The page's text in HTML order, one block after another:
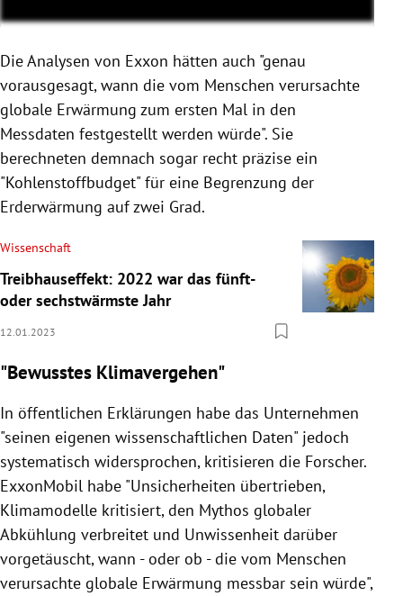
Die Analysen von Exxon hätten auch "genau
vorausgesagt, wann die vom Menschen verursachte
globale Erwärmung zum ersten Mal in den
Messdaten festgestellt werden würde". Sie
berechneten demnach sogar recht präzise ein
"Kohlenstoffbudget" für eine Begrenzung der
Erderwärmung auf zwei Grad.
Wissenschaft
Treibhauseffekt: 2022 war das fünft-
oder sechstwärmste Jahr
12.01.2023
"Bewusstes Klimavergehen"
In öffentlichen Erklärungen habe das Unternehmen
"seinen eigenen wissenschaftlichen Daten" jedoch
systematisch widersprochen, kritisieren die Forscher.
ExxonMobil habe "Unsicherheiten übertrieben,
Klimamodelle kritisiert, den Mythos globaler
Abkühlung verbreitet und Unwissenheit darüber
vorgetäuscht, wann - oder ob - die vom Menschen
verursachte globale Erwärmung messbar sein würde",